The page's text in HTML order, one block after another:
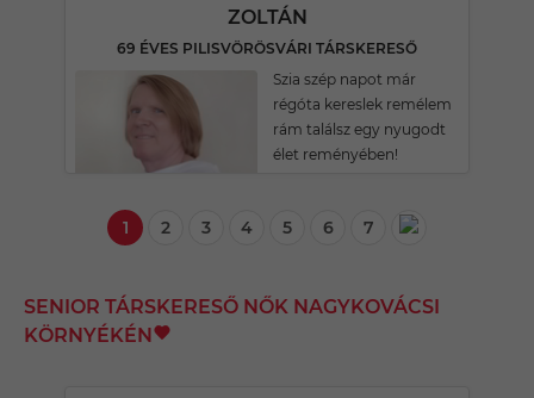
ZOLTÁN
69 ÉVES PILISVÖRÖSVÁRI TÁRSKERESŐ
Szia szép napot már
régóta kereslek remélem
rám találsz egy nyugodt
élet reményében!
1 2 3 4 5 6 7
SENIOR TÁRSKERESŐ NŐK NAGYKOVÁCSI
KÖRNYÉKÉN